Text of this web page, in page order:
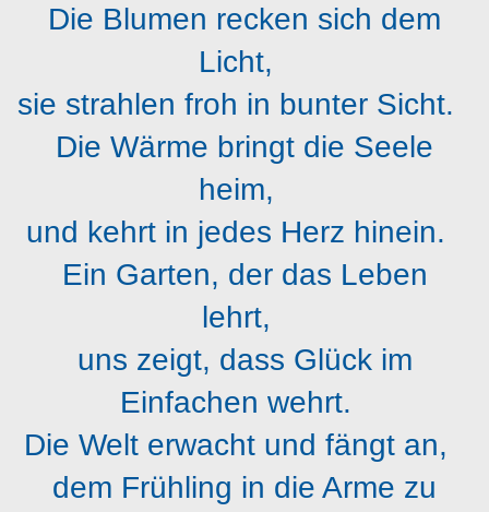
Die Blumen recken sich dem
Licht,
sie strahlen froh in bunter Sicht.
Die Wärme bringt die Seele
heim,
und kehrt in jedes Herz hinein.
Ein Garten, der das Leben
lehrt,
uns zeigt, dass Glück im
Einfachen wehrt.
Die Welt erwacht und fängt an,
dem Frühling in die Arme zu